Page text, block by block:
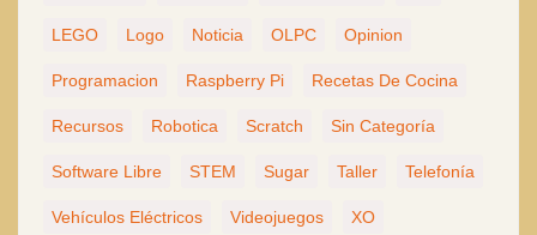
LEGO Logo Noticia OLPC Opinion
Programacion Raspberry Pi Recetas De Cocina
Recursos Robotica Scratch Sin Categoría
Software Libre STEM Sugar Taller Telefonía
Vehículos Eléctricos Videojuegos XO